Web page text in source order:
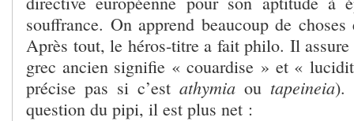
souffrance. On apprend beaucoup de
Après tout, le héros-titre a fait philo. Il
grec ancien signifie « couardise » et «
précise pas si c’est athymia ou tapeineia).
question du pipi, il est plus net :